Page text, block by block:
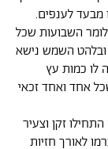
מבעד לענפים.
השבועות שכל
ובלהט השמש נישא
לו כמות עץ
אחד ואחד זכאי
זקן וצעיר
לאורך חזיות